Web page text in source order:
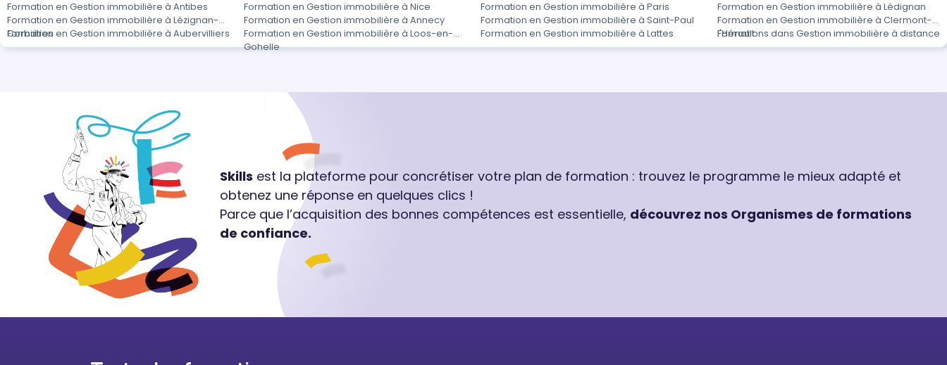
Formation en Gestion immobilière à Antibes Formation en Gestion immobilière à Nice Formation en Gestion immobilière à Paris
Formation en Gestion immobilière à Lédignan
Formation en Gestion immobilière à Lézignan-
Corbières
Formation en Gestion immobilière à Annecy Formation en Gestion immobilière à Saint-Paul
Formation en Gestion immobilière à Clermont-
l'Hérault
Formation en Gestion immobilière à Aubervilliers
Formation en Gestion immobilière à Loos-en-
Gohelle
Formation en Gestion immobilière à Lattes Formations dans Gestion immobilière à distance
Skills est la plateforme pour concrétiser votre plan de formation : trouvez le programme le mieux adapté et
obtenez une réponse en quelques clics !
Parce que l’acquisition des bonnes compétences est essentielle, découvrez nos Organismes de formations
de confiance.